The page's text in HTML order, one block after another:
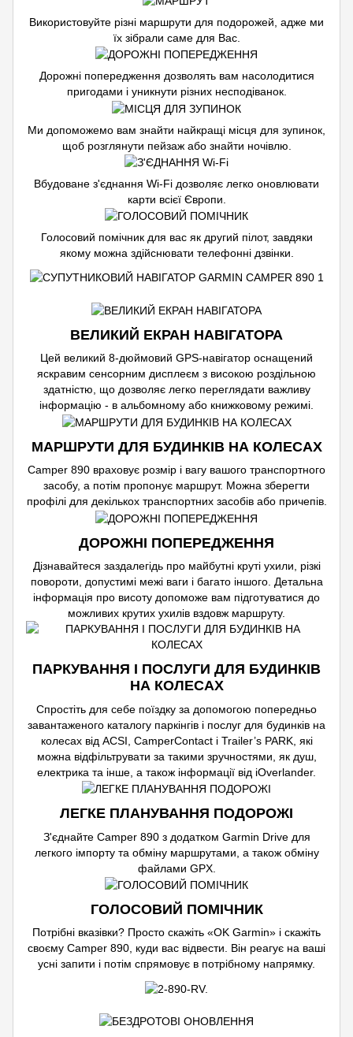
Використовуйте різні маршрути для подорожей, адже ми
їх зібрали саме для Вас.
Дорожні попередження дозволять вам насолодитися
пригодами і уникнути різних несподіванок.
Ми допоможемо вам знайти найкращі місця для зупинок,
щоб розглянути пейзаж або знайти ночівлю.
Вбудоване з'єднання Wi-Fi дозволяє легко оновлювати
карти всієї Європи.
Голосовий помічник для вас як другий пілот, завдяки
якому можна здійснювати телефонні дзвінки.
ВЕЛИКИЙ ЕКРАН НАВІГАТОРА
Цей великий 8-дюймовий GPS-навігатор оснащений
яскравим сенсорним дисплеєм з високою роздільною
здатністю, що дозволяє легко переглядати важливу
інформацію - в альбомному або книжковому режимі.
МАРШРУТИ ДЛЯ БУДИНКІВ НА КОЛЕСАХ
Camper 890 враховує розмір і вагу вашого транспортного
засобу, а потім пропонує маршрут. Можна зберегти
профілі для декількох транспортних засобів або причепів.
ДОРОЖНІ ПОПЕРЕДЖЕННЯ
Дізнавайтеся заздалегідь про майбутні круті ухили, різкі
повороти, допустимі межі ваги і багато іншого. Детальна
інформація про висоту допоможе вам підготуватися до
можливих крутих ухилів вздовж маршруту.
ПАРКУВАННЯ І ПОСЛУГИ ДЛЯ БУДИНКІВ
НА КОЛЕСАХ
Спростіть для себе поїздку за допомогою попередньо
завантаженого каталогу паркінгів і послуг для будинків на
колесах від ACSI, CamperContact і Trailer’s PARK, які
можна відфільтрувати за такими зручностями, як душ,
електрика та інше, а також інформації від iOverlander.
ЛЕГКЕ ПЛАНУВАННЯ ПОДОРОЖІ
З'єднайте Camper 890 з додатком Garmin Drive для
легкого імпорту та обміну маршрутами, а також обміну
файлами GPX.
ГОЛОСОВИЙ ПОМІЧНИК
Потрібні вказівки? Просто скажіть «OK Garmin» і скажіть
своєму Camper 890, куди вас відвести. Він реагує на ваші
усні запити і потім спрямовує в потрібному напрямку.